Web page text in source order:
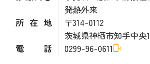
発熱外来
所在地
〒314-0112
茨城県神栖市知手中央
電話
0299-96-0611